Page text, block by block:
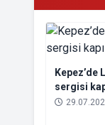
sergisi